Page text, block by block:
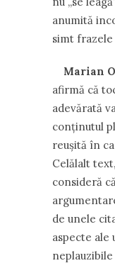
anumită
simt frazele
Marian
afirmă că
adevărată
conţinutul
reuşită în
Celălalt
consideră
de unele
aspecte ale